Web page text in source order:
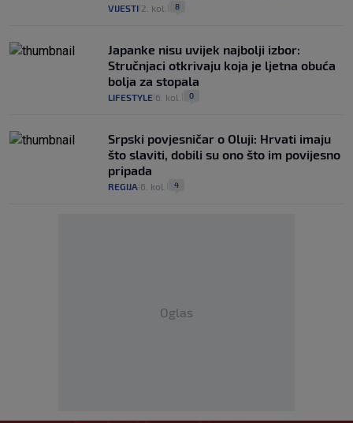
VIJESTI 2. kol. 8
Japanke nisu uvijek najbolji izbor:
Stručnjaci otkrivaju koja je ljetna obuća
bolja za stopala
LIFESTYLE 6. kol. 0
Srpski povjesničar o Oluji: Hrvati imaju
što slaviti, dobili su ono što im povijesno
pripada
REGIJA 6. kol. 4
Oglas